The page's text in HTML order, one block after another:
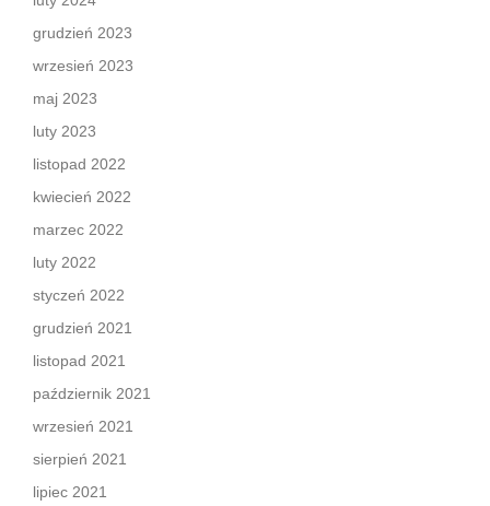
grudzień 2023
wrzesień 2023
maj 2023
luty 2023
listopad 2022
kwiecień 2022
marzec 2022
luty 2022
styczeń 2022
grudzień 2021
listopad 2021
październik 2021
wrzesień 2021
sierpień 2021
lipiec 2021